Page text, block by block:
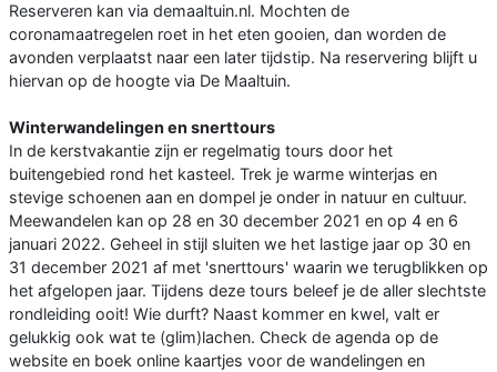
Reserveren kan via demaaltuin.nl. Mochten de
coronamaatregelen roet in het eten gooien, dan worden de
avonden verplaatst naar een later tijdstip. Na reservering blijft u
hiervan op de hoogte via De Maaltuin.
Winterwandelingen en snerttours
In de kerstvakantie zijn er regelmatig tours door het
buitengebied rond het kasteel. Trek je warme winterjas en
stevige schoenen aan en dompel je onder in natuur en cultuur.
Meewandelen kan op 28 en 30 december 2021 en op 4 en 6
januari 2022. Geheel in stijl sluiten we het lastige jaar op 30 en
31 december 2021 af met 'snerttours' waarin we terugblikken op
het afgelopen jaar. Tijdens deze tours beleef je de aller slechtste
rondleiding ooit! Wie durft? Naast kommer en kwel, valt er
gelukkig ook wat te (glim)lachen. Check de agenda op de
website en boek online kaartjes voor de wandelingen en